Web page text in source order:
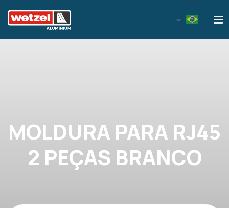
MOLDURA PARA RJ45
2 PEÇAS BRANCO